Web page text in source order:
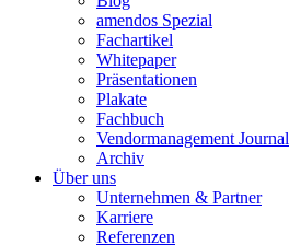
amendos Spezial
Fachartikel
Whitepaper
Präsentationen
Plakate
Fachbuch
Vendormanagement Journal
Archiv
Über uns
Unternehmen & Partner
Karriere
Referenzen